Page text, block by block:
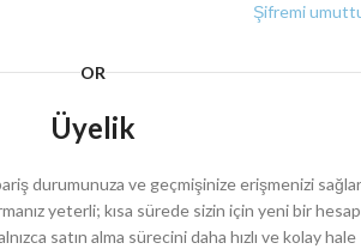
Şifremi
OR
Üyelik
durumunuza ve geçmişinize erişmenizi
yeterli; kısa sürede sizin için yeni bir hesap
satın alma sürecini daha hızlı ve kolay hale